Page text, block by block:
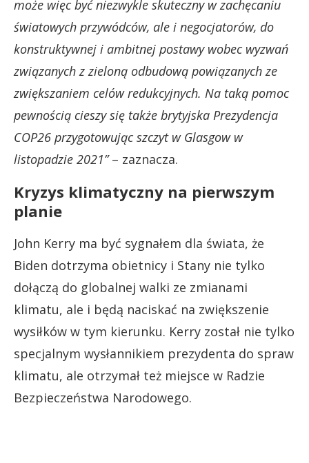
może więc być niezwykle skuteczny w zachęcaniu
światowych przywódców, ale i negocjatorów, do
konstruktywnej i ambitnej postawy wobec wyzwań
związanych z zieloną odbudową powiązanych ze
zwiększaniem celów redukcyjnych. Na taką pomoc
pewnością cieszy się także brytyjska Prezydencja
COP26 przygotowując szczyt w Glasgow w
listopadzie 2021”– zaznacza.
Kryzys klimatyczny na pierwszym
planie
John Kerry ma być sygnałem dla świata, że
Biden dotrzyma obietnicy i Stany nie tylko
dołączą do globalnej walki ze zmianami
klimatu, ale i będą naciskać na zwiększenie
wysiłków w tym kierunku. Kerry został nie tylko
specjalnym wysłannikiem prezydenta do spraw
klimatu, ale otrzymał też miejsce w Radzie
Bezpieczeństwa Narodowego.